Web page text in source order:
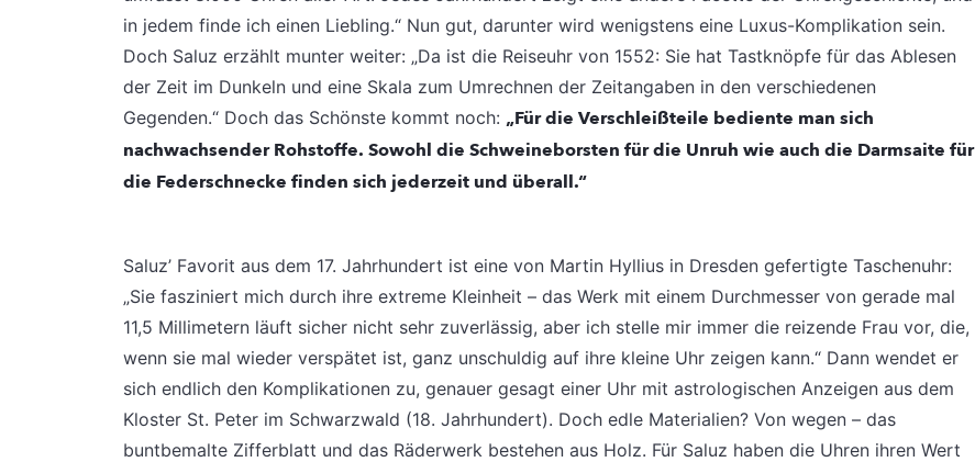
in jedem finde ich einen Liebling.“ Nun gut, darunter wird wenigstens eine Luxus-Komplikation sein.
Doch Saluz erzählt munter weiter: „Da ist die Reiseuhr von 1552: Sie hat Tastknöpfe für das Ablesen
der Zeit im Dunkeln und eine Skala zum Umrechnen der Zeitangaben in den verschiedenen
Gegenden.“ Doch das Schönste kommt noch: „Für die Verschleißteile bediente man sich
nachwachsender Rohstoffe. Sowohl die Schweineborsten für die Unruh wie auch die Darmsaite für
die Federschnecke finden sich jederzeit und überall.“
Saluz’ Favorit aus dem 17. Jahrhundert ist eine von Martin Hyllius in Dresden gefertigte Taschenuhr:
„Sie fasziniert mich durch ihre extreme Kleinheit – das Werk mit einem Durchmesser von gerade mal
11,5 Millimetern läuft sicher nicht sehr zuverlässig, aber ich stelle mir immer die reizende Frau vor, die,
wenn sie mal wieder verspätet ist, ganz unschuldig auf ihre kleine Uhr zeigen kann.“ Dann wendet er
sich endlich den Komplikationen zu, genauer gesagt einer Uhr mit astrologischen Anzeigen aus dem
Kloster St. Peter im Schwarzwald (18. Jahrhundert). Doch edle Materialien? Von wegen – das
buntbemalte Zifferblatt und das Räderwerk bestehen aus Holz. Für Saluz haben die Uhren ihren Wert